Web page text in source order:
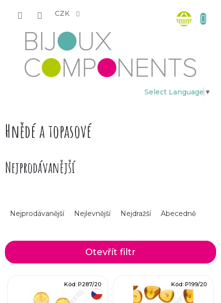
CZK
Select Language ▼
košík
Hnědé a topasové
Nejprodávanější
z
Nejprodávanější Nejlevnější Nejdražší Abecedně
Otevřít filtr
Kód: P287/20 Kód: P199/20